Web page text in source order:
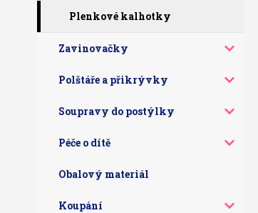
Plenkové kalhotky
Zavinovačky
Polštáře a přikrývky
Soupravy do postýlky
Péče o dítě
Obalový materiál
Koupání